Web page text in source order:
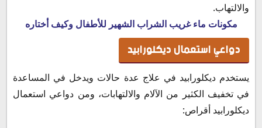
والالتهاب.
مكونات ماء غريب الشراب الشهير للأطفال وكيف أختاره
دواعي استعمال ديكلورابيد
يستخدم ديكلورابيد في علاج عدة حالات ويدخل في المساعدة
في تخفيف الكثير من الآلام والالتهابات، ومن دواعي استعمال
ديكلورابيد أقراص: